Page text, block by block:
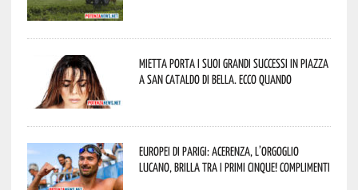
Mietta porta i suoi grandi successi in piazza
a San Cataldo di Bella. Ecco quando
Europei di Parigi: Acerenza, l’orgoglio
lucano, brilla tra i primi cinque! Complimenti